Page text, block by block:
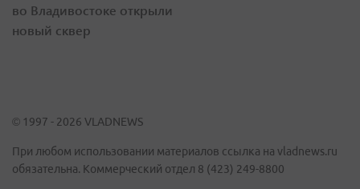
во Владивостоке открыли
новый сквер
© 1997 - 2026 VLADNEWS
При любом использовании материалов ссылка на vladnews.ru
обязательна. Коммерческий отдел 8 (423) 249-8800